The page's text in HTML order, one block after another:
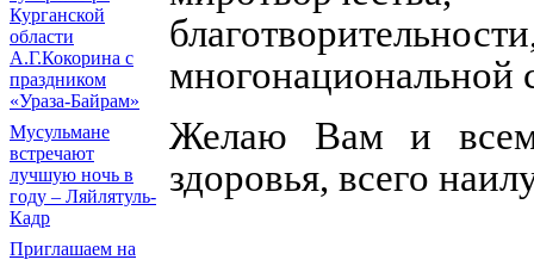
Курганской
области
А.Г.Кокорина с
праздником
«Ураза-Байрам»
Мусульмане
встречают
лучшую ночь в
году – Ляйлятуль-
Кадр
Приглашаем на
многонациональной
Желаю Вам и всем
здоровья, всего